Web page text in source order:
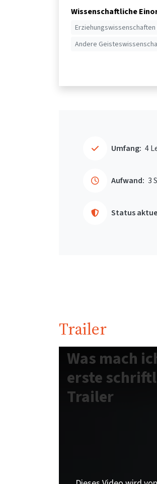
Wissenschaftliche
Erziehungswissenschaften
Andere
Umfang: 4
Aufwand: 3
Status
Trailer
Was mach
erste
Trailer